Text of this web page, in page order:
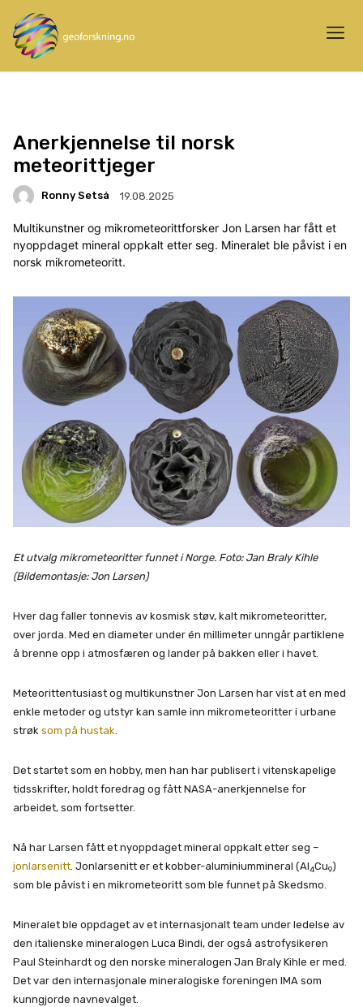
Anerkjennelse til norsk
meteorittjeger
Ronny Setså 19.08.2025
Multikunstner og mikrometeorittforsker Jon Larsen har fått et
nyoppdaget mineral oppkalt etter seg. Mineralet ble påvist i en
norsk mikrometeoritt.
Et utvalg mikrometeoritter funnet i Norge. Foto: Jan Braly Kihle
(Bildemontasje: Jon Larsen)
Hver dag faller tonnevis av kosmisk støv, kalt mikrometeoritter,
over jorda. Med en diameter under én millimeter unngår partiklene
å brenne opp i atmosfæren og lander på bakken eller i havet.
Meteorittentusiast og multikunstner Jon Larsen har vist at en med
enkle metoder og utstyr kan samle inn mikrometeoritter i urbane
strøk som på hustak.
Det startet som en hobby, men han har publisert i vitenskapelige
tidsskrifter, holdt foredrag og fått NASA-anerkjennelse for
arbeidet, som fortsetter.
Nå har Larsen fått et nyoppdaget mineral oppkalt etter seg –
jonlarsenitt. Jonlarsenitt er et kobber-aluminiummineral (Al4Cu9)
som ble påvist i en mikrometeoritt som ble funnet på Skedsmo.
Mineralet ble oppdaget av et internasjonalt team under ledelse av
den italienske mineralogen Luca Bindi, der også astrofysikeren
Paul Steinhardt og den norske mineralogen Jan Braly Kihle er med.
Det var den internasjonale mineralogiske foreningen IMA som
kunngjorde navnevalget.